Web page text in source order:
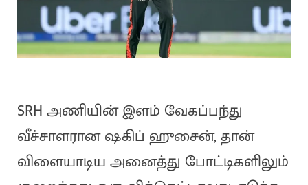
SRH அணியின் இளம் வேகப்பந்து
வீச்சாளரான ஷகிப் ஹுசைன், தான்
விளையாடிய அனைத்து போட்டிகளிலும்